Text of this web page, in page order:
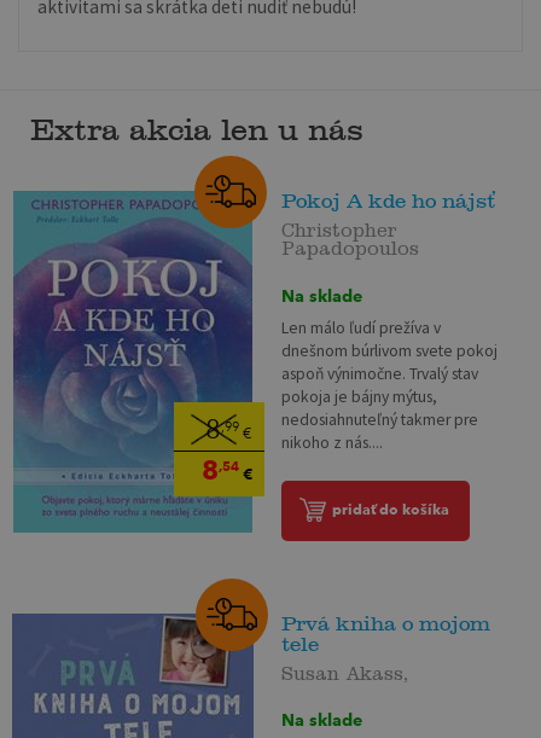
aktivitami sa skrátka deti nudiť nebudú!
Extra akcia len u nás
8,99 €
8,54€
Pokoj A kde ho nájsť
Christopher
Papadopoulos
Na sklade
Len málo ľudí prežíva v
dnešnom búrlivom svete pokoj
aspoň výnimočne. Trvalý stav
pokoja je bájny mýtus,
nedosiahnuteľný takmer pre
nikoho z nás....
pridať do košíka
Prvá kniha o mojom
tele
Susan Akass,
Na sklade